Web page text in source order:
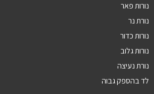
נורות פאר
נורת נר
נורות כדור
נורות גלוב
נורת נעיצה
לד בהספק גבוה